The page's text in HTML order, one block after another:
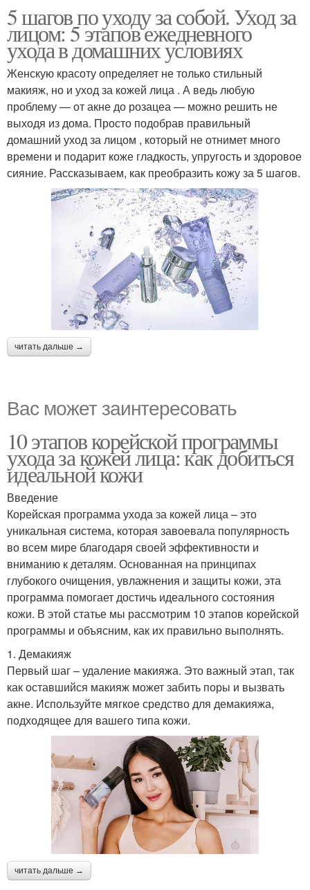
5 шагов по уходу за собой. Уход за
лицом: 5 этапов ежедневного
ухода в домашних условиях
Женскую красоту определяет не только стильный
макияж, но и уход за кожей лица . А ведь любую
проблему — от акне до розацеа — можно решить не
выходя из дома. Просто подобрав правильный
домашний уход за лицом , который не отнимет много
времени и подарит коже гладкость, упругость и здоровое
сияние. Рассказываем, как преобразить кожу за 5 шагов.
читать дальше →
Вас может заинтересовать
10 этапов корейской программы
ухода за кожей лица: как добиться
идеальной кожи
Введение
Корейская программа ухода за кожей лица – это
уникальная система, которая завоевала популярность
во всем мире благодаря своей эффективности и
вниманию к деталям. Основанная на принципах
глубокого очищения, увлажнения и защиты кожи, эта
программа помогает достичь идеального состояния
кожи. В этой статье мы рассмотрим 10 этапов корейской
программы и объясним, как их правильно выполнять.
1. Демакияж
Первый шаг – удаление макияжа. Это важный этап, так
как оставшийся макияж может забить поры и вызвать
акне. Используйте мягкое средство для демакияжа,
подходящее для вашего типа кожи.
читать дальше →